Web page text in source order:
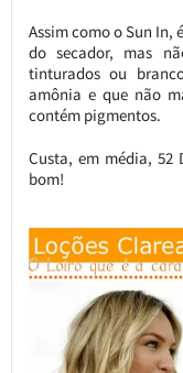
Assim como o Sun In,
do secador, mas
tinturados ou
amônia e que não
contém pigmentos.
Custa, em média, 52
bom!